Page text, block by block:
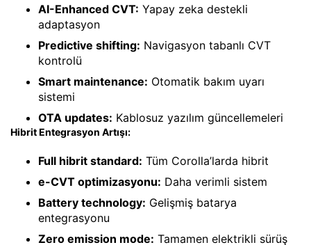
AI-Enhanced CVT: Yapay zeka destekli
adaptasyon
Predictive shifting: Navigasyon tabanlı CVT
kontrolü
Smart maintenance: Otomatik bakım uyarı
sistemi
OTA updates: Kablosuz yazılım güncellemeleri
Hibrit Entegrasyon Artışı:
Full hibrit standard: Tüm Corolla’larda hibrit
e-CVT optimizasyonu: Daha verimli sistem
Battery technology: Gelişmiş batarya
entegrasyonu
Zero emission mode: Tamamen elektrikli sürüş